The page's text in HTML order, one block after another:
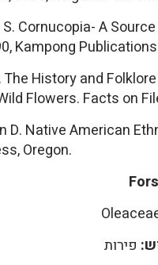
Cornucopia- A
Kampong
The History and
Flowers. Facts on
D. Native American
Oregon.
פירות